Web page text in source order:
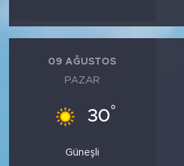
09 AĞUSTOS
PAZAR
30°
Güneşli